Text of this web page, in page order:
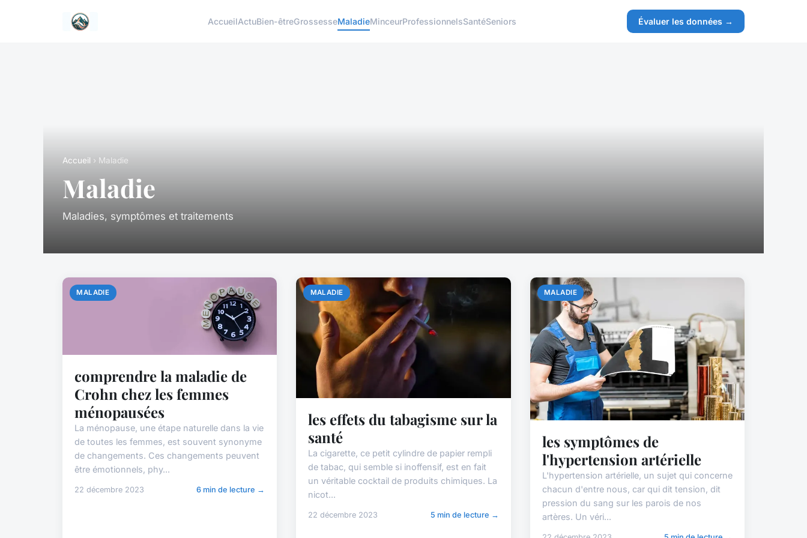
AccueilActuBien-êtreGrossesseMaladieMinceurProfessionnelsSantéSeniors Évaluer les données →
Accueil › Maladie
Maladie
Maladies, symptômes et traitements
MALADIE
comprendre la maladie de
Crohn chez les femmes
ménopausées
La ménopause, une étape naturelle dans la vie
de toutes les femmes, est souvent synonyme
de changements. Ces changements peuvent
être émotionnels, phy...
22 décembre 2023 6 min de lecture →
MALADIE
les effets du tabagisme sur la
santé
La cigarette, ce petit cylindre de papier rempli
de tabac, qui semble si inoffensif, est en fait
un véritable cocktail de produits chimiques. La
nicot...
22 décembre 2023 5 min de lecture →
MALADIE
les symptômes de
l'hypertension artérielle
L'hypertension artérielle, un sujet qui concerne
chacun d'entre nous, car qui dit tension, dit
pression du sang sur les parois de nos
artères. Un véri...